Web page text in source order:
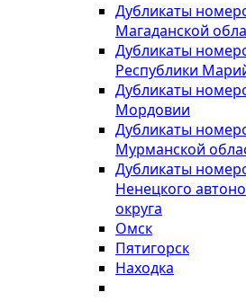
Дубликаты
Магаданской
Дубликаты
Республики
Дубликаты
Мордовии
Дубликаты
Мурманской
Дубликаты
Ненецкого
округа
Омск
Пятигорск
Находка